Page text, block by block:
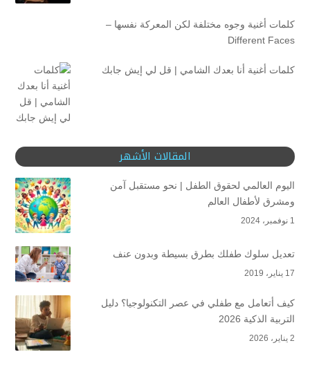
كلمات أغنية وجوه مختلفة لكن المعركة نفسها –
Different Faces
كلمات أغنية أنا بعدك الشامي | قل لي إيش جابك
المقالات الأشهر
اليوم العالمي لحقوق الطفل | نحو مستقبل آمن
ومشرق لأطفال العالم
1 نوفمبر، 2024
تعديل سلوك طفلك بطرق بسيطة وبدون عنف
17 يناير، 2019
كيف أتعامل مع طفلي في عصر التكنولوجيا؟ دليل
التربية الذكية 2026
2 يناير، 2026